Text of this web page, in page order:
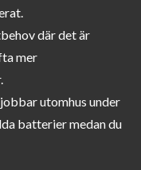
där det är
mer
utomhus under
batterier medan du